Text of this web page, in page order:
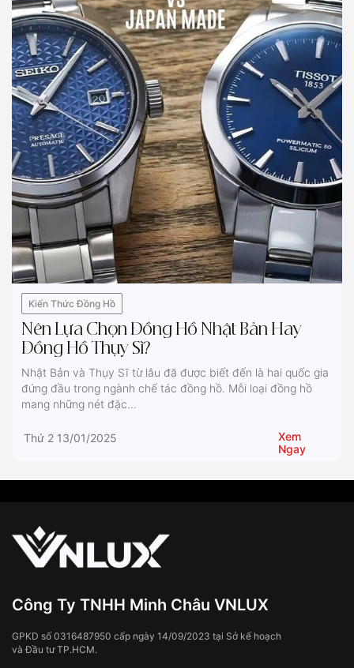
Kiến Thức Đồng Hồ
Nên Lựa Chọn Đồng Hồ Nhật Bản Hay
Đồng Hồ Thụy Sĩ?
Nhật Bản và Thụy Sĩ từ lâu đã được biết đến là hai quốc gia
đứng đầu trong ngành chế tác đồng hồ. Mỗi loại đồng hồ
mang những nét đặc...
Thứ 2 13/01/2025
Xem
Ngay
Công Ty TNHH Minh Châu VNLUX
GPKD số 0316487950 cấp ngày 14/09/2023 tại Sở kế hoạch
và Đầu tư TP.HCM.